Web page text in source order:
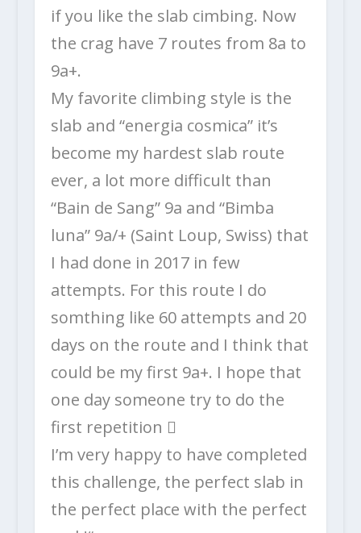
if you like the slab cimbing. Now
the crag have 7 routes from 8a to
9a+.
My favorite climbing style is the
slab and “energia cosmica” it’s
become my hardest slab route
ever, a lot more difficult than
“Bain de Sang” 9a and “Bimba
luna” 9a/+ (Saint Loup, Swiss) that
I had done in 2017 in few
attempts. For this route I do
somthing like 60 attempts and 20
days on the route and I think that
could be my first 9a+. I hope that
one day someone try to do the
first repetition 
I’m very happy to have completed
this challenge, the perfect slab in
the perfect place with the perfect